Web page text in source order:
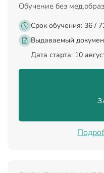
Обучение без
Срок обучения: 36 /
Выдаваемый
Дата старта: 10